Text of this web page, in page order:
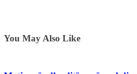
You May Also Like